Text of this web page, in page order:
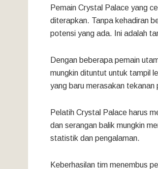
Pemain Crystal Palace yang
diterapkan. Tanpa kehadiran
potensi yang ada. Ini adalah
Dengan beberapa pemain
mungkin dituntut untuk tampil
yang baru merasakan tekanan
Pelatih Crystal Palace harus
dan serangan balik mungkin
statistik dan pengalaman.
Keberhasilan tim menembus